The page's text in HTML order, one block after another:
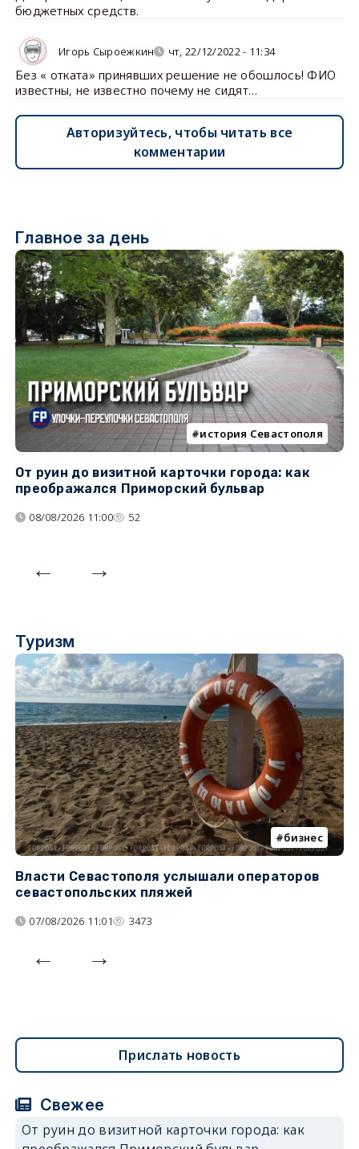
бюджетных средств.
Игорь Сыроежкин чт, 22/12/2022 - 11:34
Без « отката» принявших решение не обошлось! ФИО
известны, не известно почему не сидят…
Авторизуйтесь, чтобы читать все
комментарии
Главное за день
история Севастополя
От руин до визитной карточки города: как
преображался Приморский бульвар
08/08/2026 11:00 52
Туризм
бизнес
Власти Севастополя услышали операторов
севастопольских пляжей
07/08/2026 11:01 3473
Прислать новость
Свежее
От руин до визитной карточки города: как